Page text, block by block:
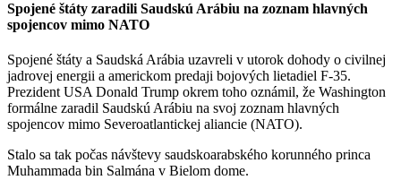
Spojené štáty zaradili Saudskú Arábiu na zoznam hlavných
spojencov mimo NATO
Spojené štáty a Saudská Arábia uzavreli v utorok dohody o civilnej
jadrovej energii a americkom predaji bojových lietadiel F-35.
Prezident USA Donald Trump okrem toho oznámil, že Washington
formálne zaradil Saudskú Arábiu na svoj zoznam hlavných
spojencov mimo Severoatlantickej aliancie (NATO).
Stalo sa tak počas návštevy saudskoarabského korunného princa
Muhammada bin Salmána v Bielom dome.